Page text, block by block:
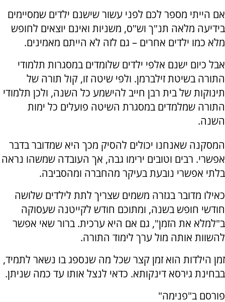
אם הייתי מספר לכם לפני עשור שישנם ילדים שמסיימים
בידיעה מלאה תנ"ך וש"ס, משניות ואינם יוצאים לחופש
מלא כמו ילדים אחרים – גם לזה לא הייתם מאמינים.
אבל כיום ישנם אלפי ילדים שלומדים במסגרות תלמודי
התורה בשיטת זילברמן. ולפי שיטה זו, קול תורה של
תינוקות של בית רבן חייב להישמע כל השנה, ולכן תלמודי
התורה שמלמדים במסגרת השיטה פועלים כל ימות
השנה.
המסקנה שאנחנו יכולים להסיק מכך היא שמדובר בדבר
אפשרי. רבים וטובים ירימו גבה, אך העובדה שמשהו נראה
בלתי אפשרי נובעת בעיקר מהחברה ומהסביבה.
כאילו מדובר בגזרה משמים שצריך לתת לילדים שלושה
חודשי חופש בשנה, ומתוכם חודש לקייטנה שעסוקה
ב"למלא את הזמן", גם אם היא ערכית. ברור שאי אפשר
להשוות אותה מול ערך לימוד התורה.
זמן הילדות הוא זמן קצר שכל מה שנספג בו נשאר לתמיד,
בבחינת גירסא דינקותא. כדאי לנצל אותו עד כמה שניתן.
פורסם ב"פנימה"